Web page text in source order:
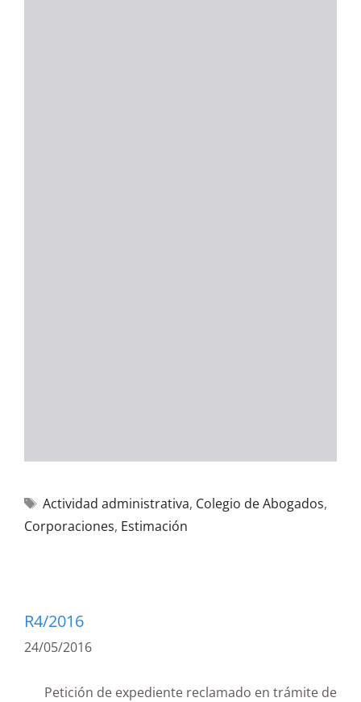
Actividad administrativa, Colegio de Abogados,
Corporaciones, Estimación
R4/2016
24/05/2016
Petición de expediente reclamado en trámite de